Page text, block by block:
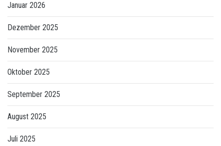
Januar 2026
Dezember 2025
November 2025
Oktober 2025
September 2025
August 2025
Juli 2025